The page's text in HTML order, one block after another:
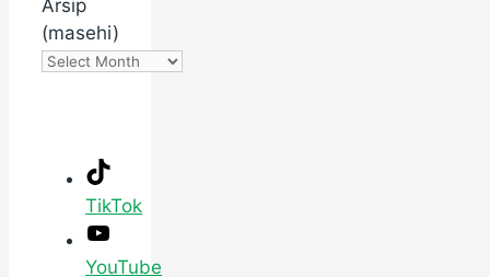
Arsip
(masehi)
TikTok
YouTube